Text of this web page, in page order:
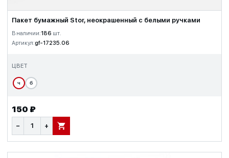
Пакет бумажный Stor, неокрашенный с белыми ручками
В наличии:186 шт.
Артикул:gf-17235.06
ЦВЕТ
ч б
150 ₽
− + В КОРЗИНУ